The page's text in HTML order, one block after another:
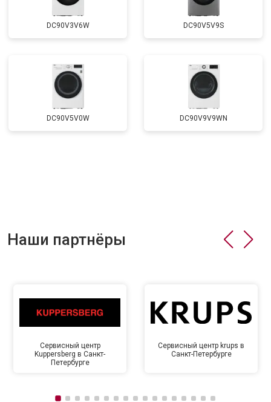
DC90V3V6W DC90V5V9S
DC90V5V0W DC90V9V9WN
Наши партнёры
Сервисный центр
Kuppersberg в Санкт-
Петербурге
Сервисный центр krups в
Санкт-Петербурге